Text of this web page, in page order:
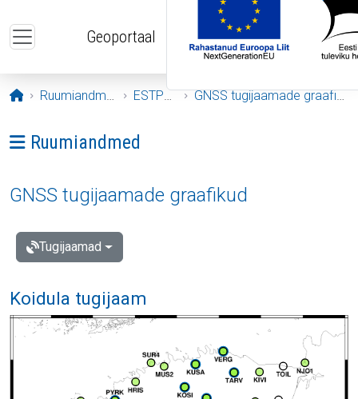
Geoportaal
Avaleht
Ruumiandmed ESTPOS GNSS tugijaamade graafikud
Ava menüü: Ruumiandmed
Ruumiandmed
GNSS tugijaamade graafikud
Tugijaamad
Koidula tugijaam